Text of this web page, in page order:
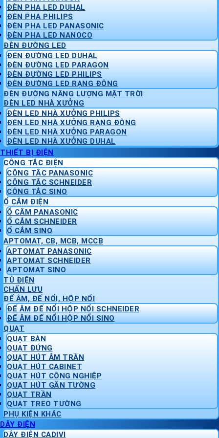
ĐÈN PHA LED DUHAL
ĐÈN PHA PHILIPS
ĐÈN PHA LED PANASONIC
ĐÈN PHA LED NANOCO
ĐÈN ĐƯỜNG LED
ĐÈN ĐƯỜNG LED DUHAL
ĐÈN ĐƯỜNG LED PARAGON
ĐÈN ĐƯỜNG LED PHILIPS
ĐÈN ĐƯỜNG LED RẠNG ĐÔNG
ĐÈN ĐƯỜNG NĂNG LƯỢNG MẶT TRỜI
ĐÈN LED NHÀ XƯỞNG
ĐÈN LED NHÀ XƯỞNG PHILIPS
ĐÈN LED NHÀ XƯỞNG RẠNG ĐÔNG
ĐÈN LED NHÀ XƯỞNG PARAGON
ĐÈN LED NHÀ XƯỞNG DUHAL
THIẾT BỊ ĐIỆN
CÔNG TẮC ĐIỆN
CÔNG TẮC PANASONIC
CÔNG TẮC SCHNEIDER
CÔNG TẮC SINO
Ổ CẮM ĐIỆN
Ổ CẮM PANASONIC
Ổ CẮM SCHNEIDER
Ổ CẮM SINO
APTOMAT, CB, MCB, MCCB
APTOMAT PANASONIC
APTOMAT SCHNEIDER
APTOMAT SINO
TỦ ĐIỆN
CHẤN LƯU
ĐẾ ÂM, ĐẾ NỔI, HỘP NỔI
ĐẾ ÂM ĐẾ NỔI HỘP NỔI SCHNEIDER
ĐẾ ÂM ĐẾ NỔI HỘP NỔI SINO
QUẠT
QUẠT BÀN
QUẠT ĐỨNG
QUẠT HÚT ÂM TRẦN
QUẠT HÚT CABINET
QUẠT HÚT CÔNG NGHIỆP
QUẠT HÚT GẮN TƯỜNG
QUẠT TRẦN
QUẠT TREO TƯỜNG
PHỤ KIỆN KHÁC
DÂY ĐIỆN
DÂY ĐIỆN CADIVI